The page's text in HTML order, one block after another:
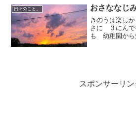
すがパソコンが
日々のこと。 おさななじみ
きのうは楽し
さに ３にんで
も 幼稚園から
スポンサーリン